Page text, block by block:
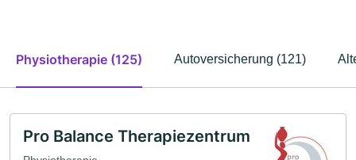
Physiotherapie (125) Autoversicherung (121)
Pro Balance Therapiezentrum